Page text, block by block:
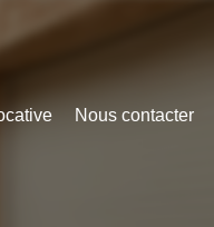
Nous contacter